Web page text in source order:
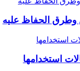
وطرق الحفاظ عليه
استخدامها